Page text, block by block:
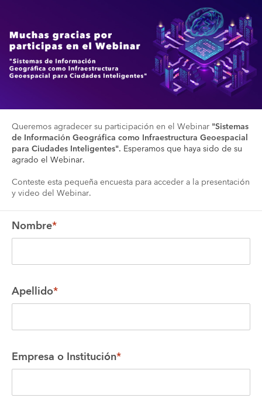
Queremos agradecer su participación en el Webinar "Sistemas
de Información Geográfica como Infraestructura Geoespacial
para Ciudades Inteligentes". Esperamos que haya sido de su
agrado el Webinar.
Conteste esta pequeña encuesta para acceder a la presentación
y video del Webinar.
Nombre*
Apellido*
Empresa o Institución*